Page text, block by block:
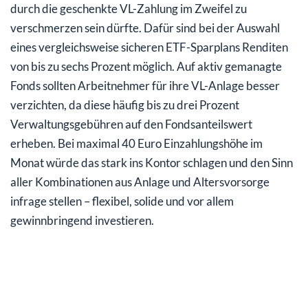
durch die geschenkte VL-Zahlung im Zweifel zu
verschmerzen sein dürfte. Dafür sind bei der Auswahl
eines vergleichsweise sicheren ETF-Sparplans Renditen
von bis zu sechs Prozent möglich. Auf aktiv gemanagte
Fonds sollten Arbeitnehmer für ihre VL-Anlage besser
verzichten, da diese häufig bis zu drei Prozent
Verwaltungsgebühren auf den Fondsanteilswert
erheben. Bei maximal 40 Euro Einzahlungshöhe im
Monat würde das stark ins Kontor schlagen und den Sinn
aller Kombinationen aus Anlage und Altersvorsorge
infrage stellen – flexibel, solide und vor allem
gewinnbringend investieren.